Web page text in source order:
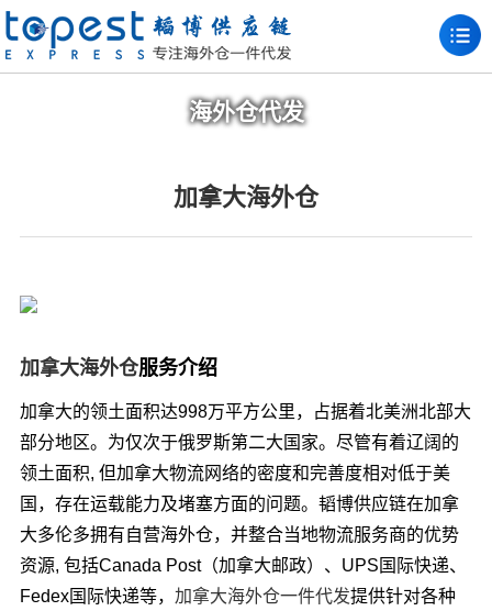
海外仓代发
加拿大海外仓
加拿大海外仓服务介绍
加拿大的领土面积达998万平方公里，占据着北美洲北部大
部分地区。为仅次于俄罗斯第二大国家。尽管有着辽阔的
领土面积, 但加拿大物流网络的密度和完善度相对低于美
国，存在运载能力及堵塞方面的问题。韬博供应链在加拿
大多伦多拥有自营海外仓，并整合当地物流服务商的优势
资源, 包括Canada Post（加拿大邮政）、UPS国际快递、
Fedex国际快递等， 加拿大海外仓一件代发提供针对各种